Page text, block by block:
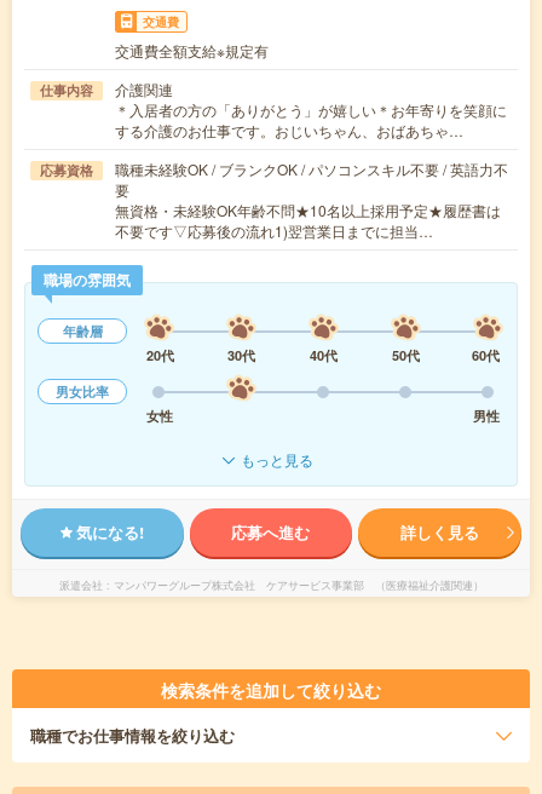
交通費
交通費全額支給※規定有
仕事内容
介護関連
＊入居者の方の「ありがとう」が嬉しい＊お年寄りを笑顔に
する介護のお仕事です。おじいちゃん、おばあちゃ…
応募資格
職種未経験OK / ブランクOK / パソコンスキル不要 / 英語力不
要
無資格・未経験OK年齢不問★10名以上採用予定★履歴書は
不要です▽応募後の流れ1)翌営業日までに担当…
職場の雰囲気
年齢層
20代
30代 40代 50代
60代
男女比率
女性
男性
もっと見る
気になる! 応募へ進む 詳しく見る
派遣会社 マンパワーグループ株式会社 ケアサービス事業部 （医療福祉介護関連）
検索条件を追加して絞り込む
職種でお仕事情報を絞り込む